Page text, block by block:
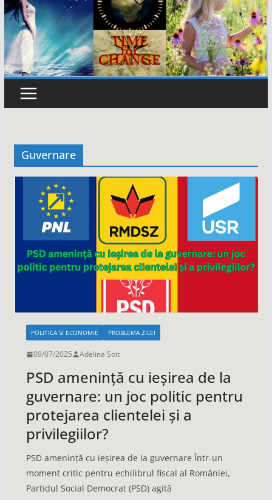
Guvernare
POLITICA SI ECONOMIE PROBLEMA ZILEI
09/07/2025 Adelina Soit
PSD amenință cu ieșirea de la
guvernare: un joc politic pentru
protejarea clientelei și a
privilegiilor?
PSD amenință cu ieșirea de la guvernare Într-un
moment critic pentru echilibrul fiscal al României,
Partidul Social Democrat (PSD) agită